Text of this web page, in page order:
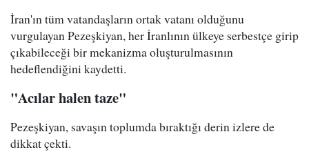
İran'ın tüm vatandaşların ortak vatanı olduğunu
vurgulayan Pezeşkiyan, her İranlının ülkeye serbestçe girip
çıkabileceği bir mekanizma oluşturulmasının
hedeflendiğini kaydetti.
"Acılar halen taze"
Pezeşkiyan, savaşın toplumda bıraktığı derin izlere de
dikkat çekti.